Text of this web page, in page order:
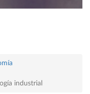
industrial